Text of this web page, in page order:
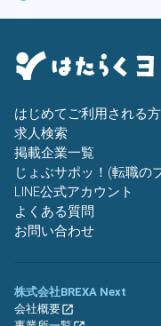
はじめてご利用される
求人検索
掲載企業一覧
じょぶサポッ！(転職の
LINE公式アカウント
よくある質問
お問い合わせ
株式会社BREXA Next
会社概要